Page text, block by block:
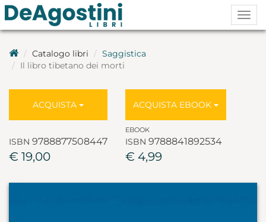
Catalogo libri
Saggistica
Il libro tibetano dei morti
ACQUISTA
ISBN 9788877508447
€ 19,00
ACQUISTA EBOOK
EBOOK
ISBN 9788841892534
€ 4,99